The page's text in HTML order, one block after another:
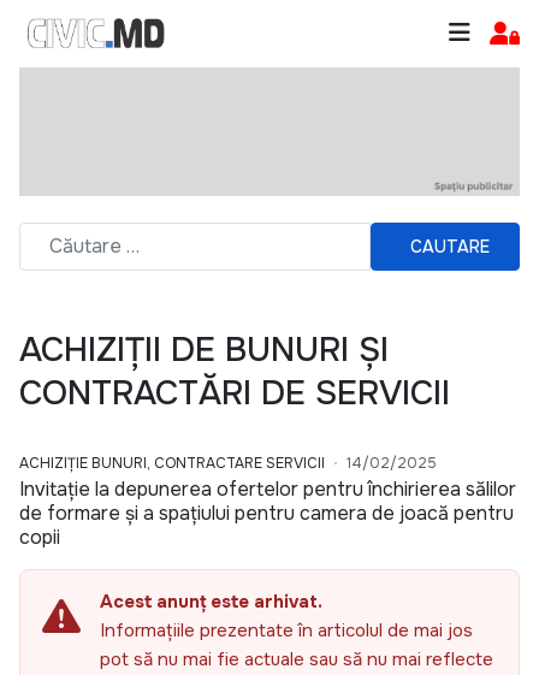
CAUTARE
ACHIZIȚII DE BUNURI ȘI
CONTRACTĂRI DE SERVICII
ACHIZIȚIE BUNURI, CONTRACTARE SERVICII 14/02/2025
Invitație la depunerea ofertelor pentru închirierea sălilor
de formare și a spațiului pentru camera de joacă pentru
copii
Acest anunț este arhivat.
Informațiile prezentate în articolul de mai jos
pot să nu mai fie actuale sau să nu mai reflecte